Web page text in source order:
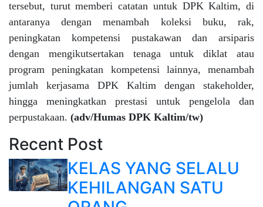
tersebut, turut memberi catatan untuk DPK Kaltim, di
antaranya dengan menambah koleksi buku, rak,
peningkatan kompetensi pustakawan dan arsiparis
dengan mengikutsertakan tenaga untuk diklat atau
program peningkatan kompetensi lainnya, menambah
jumlah kerjasama DPK Kaltim dengan stakeholder,
hingga meningkatkan prestasi untuk pengelola dan
perpustakaan. (adv/Humas DPK Kaltim/tw)
Recent Post
KELAS YANG SELALU
KEHILANGAN SATU